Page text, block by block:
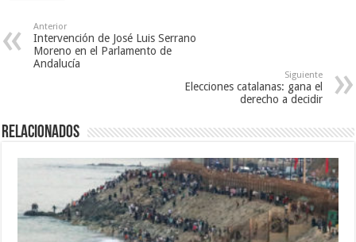
Anterior
Intervención de José Luis Serrano
Moreno en el Parlamento de
Andalucía
Siguiente
Elecciones catalanas: gana el
derecho a decidir
Relacionados